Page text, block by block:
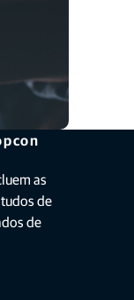
as
de
de